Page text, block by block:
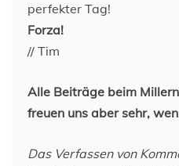
perfekter Tag!
Forza!
// Tim
Alle Beiträge beim
freuen uns aber sehr,
Das Verfassen von